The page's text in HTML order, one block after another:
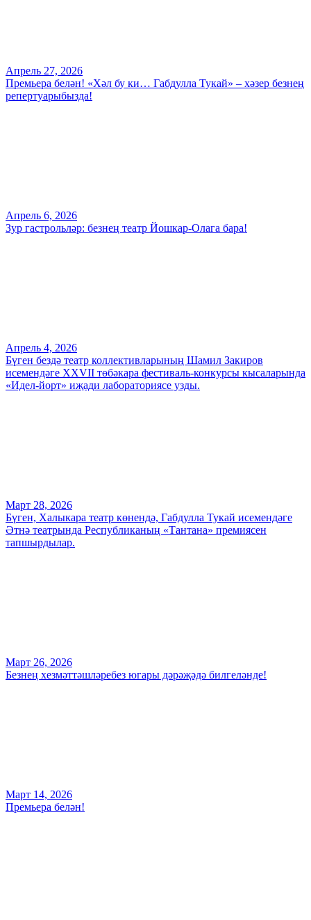
Апрель 27, 2026
Премьера белән! «Хәл бу ки… Габдулла Тукай» – хәзер безнең
репертуарыбызда!
Апрель 6, 2026
Зур гастрольләр: безнең театр Йошкар-Олага бара!
Апрель 4, 2026
Бүген бездә театр коллективларының Шамил Закиров
исемендәге XXVII төбәкара фестиваль-конкурсы кысаларында
«Идел-йорт» иҗади лабораториясе узды.
Март 28, 2026
Бүген, Халыкара театр көнендә, Габдулла Тукай исемендәге
Әтнә театрында Республиканың «Тантана» премиясен
тапшырдылар.
Март 26, 2026
Безнең хезмәттәшләребез югары дәрәҗәдә билгеләнде!
Март 14, 2026
Премьера белән!